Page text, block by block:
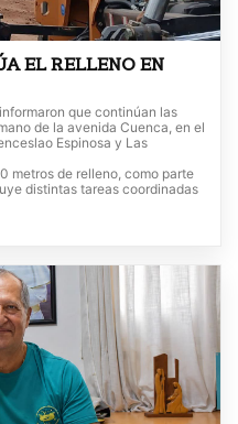
EL RELLENO EN
que continúan las
de la avenida Cuenca, en el
Espinosa y Las
metros de relleno, como parte
distintas tareas coordinadas